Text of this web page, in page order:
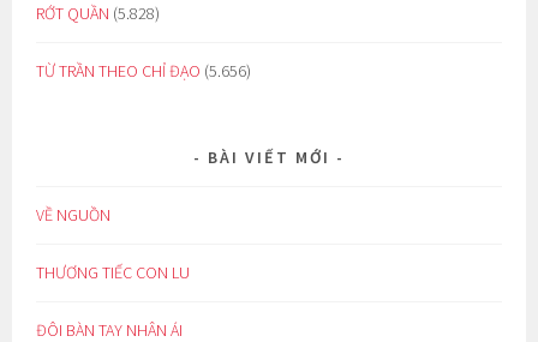
RỚT QUẦN (5.828)
TỪ TRẦN THEO CHỈ ĐẠO (5.656)
BÀI VIẾT MỚI
VỀ NGUỒN
THƯƠNG TIẾC CON LU
ĐÔI BÀN TAY NHÂN ÁI